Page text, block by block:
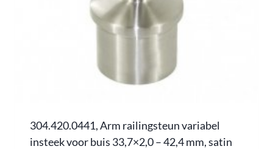
304.420.0441, Arm railingsteun variabel
insteek voor buis 33,7×2,0 – 42,4 mm, satin